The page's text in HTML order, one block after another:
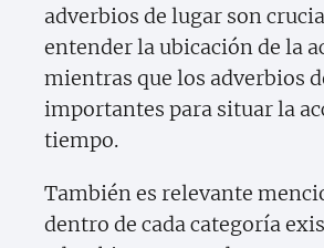
adverbios de lugar son
entender la ubicación de la
mientras que los adverbios
importantes para situar la
tiempo.
También es relevante
dentro de cada categoría